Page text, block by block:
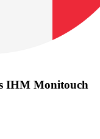
IHM Monitouch